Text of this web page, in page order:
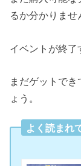
るか分かりませ
イベントが終了
まだゲットで
ょう。
よく読まれ